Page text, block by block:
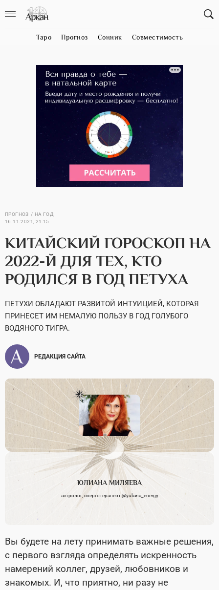
Таро Прогноз Сонник Совместимость
ПРОГНОЗ
НА ГОД
16.11.2021, 21:15
КИТАЙСКИЙ ГОРОСКОП НА
2022-Й ДЛЯ ТЕХ, КТО
РОДИЛСЯ В ГОД ПЕТУХА
ПЕТУХИ ОБЛАДАЮТ РАЗВИТОЙ ИНТУИЦИЕЙ, КОТОРАЯ
ПРИНЕСЕТ ИМ НЕМАЛУЮ ПОЛЬЗУ В ГОД ГОЛУБОГО
ВОДЯНОГО ТИГРА.
РЕДАКЦИЯ САЙТА
ЮЛИАНА МИЛЯЕВА
астролог, энерготерапевт @yuliana_energy
Вы будете на лету принимать важные решения,
с первого взгляда определять искренность
намерений коллег, друзей, любовников и
знакомых. И, что приятно, ни разу не